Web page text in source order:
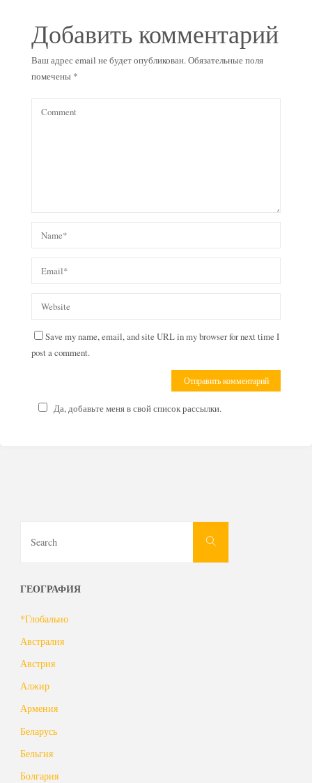
Добавить комментарий
Ваш адрес email не будет опубликован.Обязательные поля
помечены *
Save my name, email, and site URL in my browser for next time I
post a comment.
Да, добавьте меня в свой список рассылки.
Search
ГЕОГРАФИЯ
*Глобально
Австралия
Австрия
Алжир
Армения
Беларусь
Бельгия
Болгария